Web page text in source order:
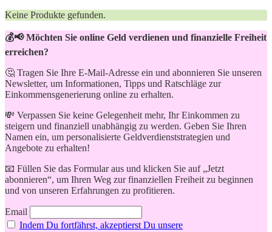
Keine Produkte gefunden.
💰📢 Möchten Sie online Geld verdienen und finanzielle Freiheit
erreichen?
🤔 Tragen Sie Ihre E-Mail-Adresse ein und abonnieren Sie unseren
Newsletter, um Informationen, Tipps und Ratschläge zur
Einkommensgenerierung online zu erhalten.
💸 Verpassen Sie keine Gelegenheit mehr, Ihr Einkommen zu
steigern und finanziell unabhängig zu werden. Geben Sie Ihren
Namen ein, um personalisierte Geldverdienststrategien und
Angebote zu erhalten!
📧 Füllen Sie das Formular aus und klicken Sie auf „Jetzt
abonnieren“, um Ihren Weg zur finanziellen Freiheit zu beginnen
und von unseren Erfahrungen zu profitieren.
Email
Indem Du fortfährst, akzeptierst Du unsere